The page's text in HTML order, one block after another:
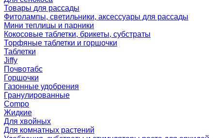
Товары для рассады
Фитолампы, светильники, аксессуары для рассады
Мини теплицы и парники
Кокосовые таблетки, брикеты, субстраты
Торфяные таблетки и горшочки
Таблетки
Jiffy
Почвотабс
Горшочки
Газонные удобрения
Гранулированные
Compo
Жидкие
Для хвойных
Для комнатных растений